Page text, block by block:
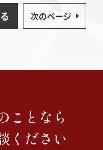
次のページ
ことなら
ください